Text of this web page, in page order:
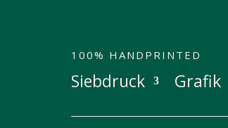
100% HANDPRINTED
Siebdruck Grafik